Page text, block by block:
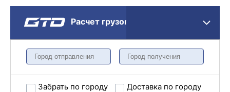
Расчет грузоперевозки
Забрать по городу Доставка по городу